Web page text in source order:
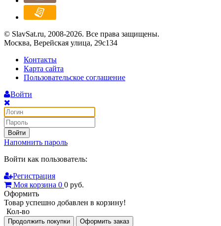
© SlavSat.ru, 2008-2026. Все права защищены.
Москва, Верейская улица, 29с134
Контакты
Карта сайта
Пользовательское соглашение
Войти
Войти
Напомнить пароль
Войти как пользователь:
Регистрация
Моя корзина 0 0 руб.
Оформить
Товар успешно добавлен в корзину!
Кол-во
Продолжить покупки Оформить заказ